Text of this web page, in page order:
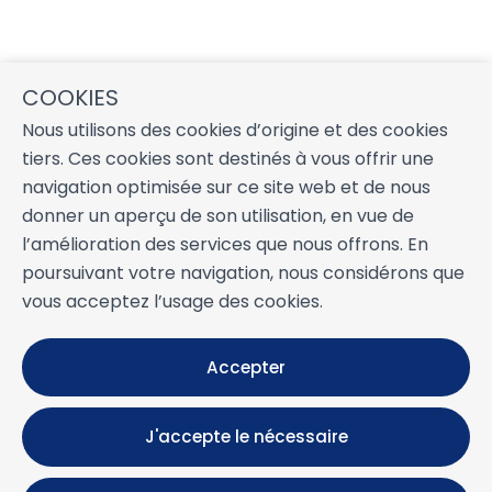
COOKIES
Nous utilisons des cookies d’origine et des cookies
tiers. Ces cookies sont destinés à vous offrir une
navigation optimisée sur ce site web et de nous
donner un aperçu de son utilisation, en vue de
l’amélioration des services que nous offrons. En
poursuivant votre navigation, nous considérons que
vous acceptez l’usage des cookies.
Accepter
J'accepte le nécessaire